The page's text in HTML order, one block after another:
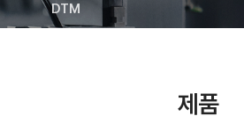
DTM
제품